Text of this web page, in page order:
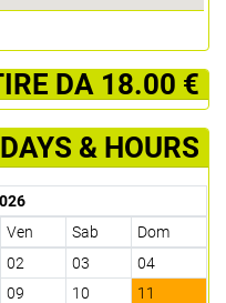
DA 18.00 €
DAYS & HOURS
Ven Sab
Dom
02 03
04
09 10
11